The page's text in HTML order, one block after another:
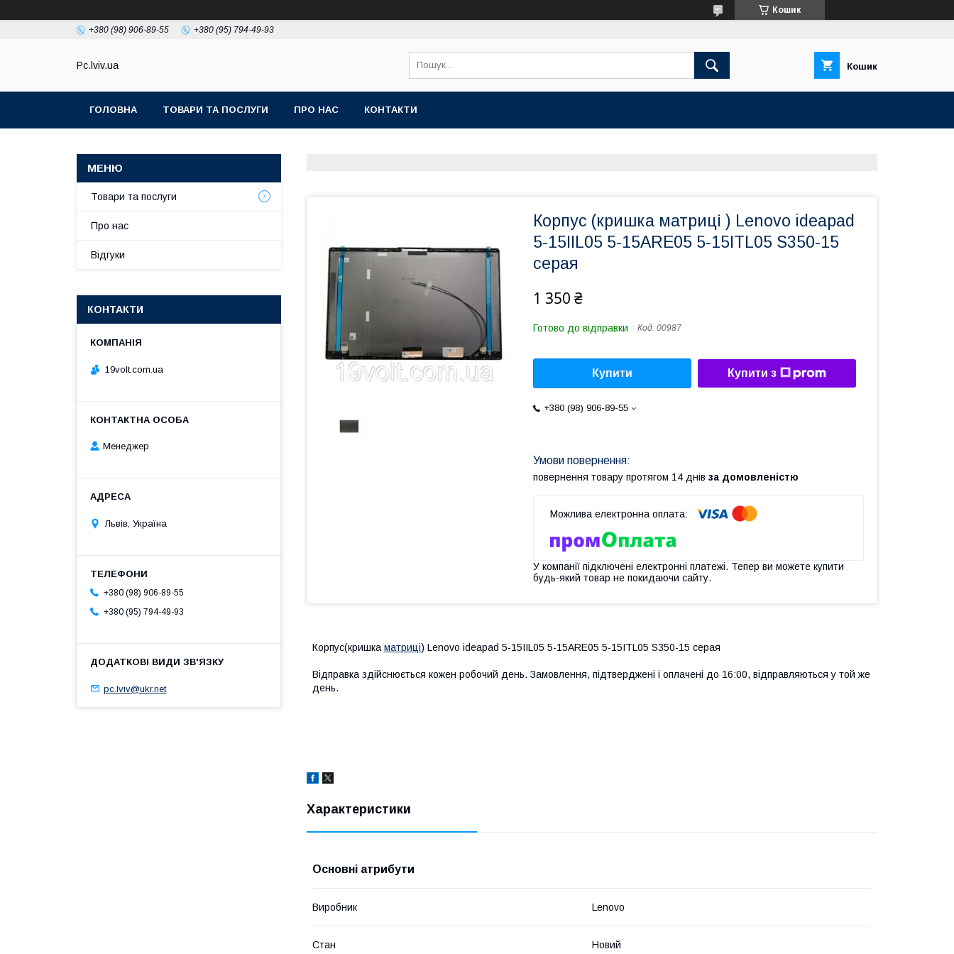
Кошик
+380 (98) 906-89-55 +380 (95) 794-49-93
Pc.lviv.ua Кошик
ГОЛОВНА ТОВАРИ ТА ПОСЛУГИ ПРО НАС КОНТАКТИ
Корпус (кришка матриці ) Lenovo ideapad
5-15IIL05 5-15ARE05 5-15ITL05 S350-15
серая
1 350 ₴
Готово до відправки Код: 00987
Купити Купити з
+380 (98) 906-89-55
повернення товару протягом 14 днів за домовленістю
У компанії підключені електронні платежі. Тепер ви можете купити
будь-який товар не покидаючи сайту.
Корпус(кришка матриці) Lenovo ideapad 5-15IIL05 5-15ARE05 5-15ITL05 S350-15 серая
Відправка здійснюється кожен робочий день. Замовлення, підтверджені і оплачені до 16:00, відправляються у той же
день.
Характеристики
Основні атрибути
Виробник Lenovo
Стан Новий
Товари та послуги
Про нас
Відгуки
КОНТАКТИ
19volt.com.ua
Менеджер
Львів, Україна
+380 (98) 906-89-55
+380 (95) 794-49-93
pc.lviv@ukr.net